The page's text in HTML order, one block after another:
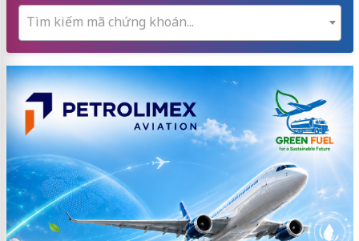
Tìm kiếm mã chứng khoán...